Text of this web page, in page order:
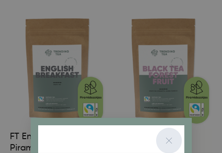
FT English Breakfast
Piramidezakjes
FT Forest Fruit